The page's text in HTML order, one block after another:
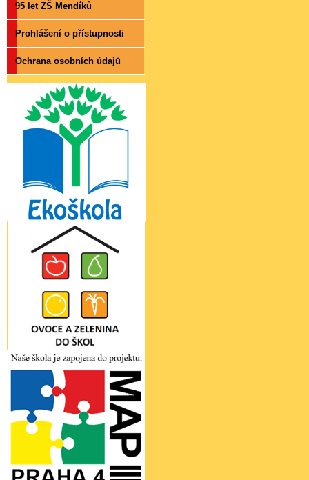
95 let ZŠ Mendíků
Prohlášení o přístupnosti
Ochrana osobních údajů